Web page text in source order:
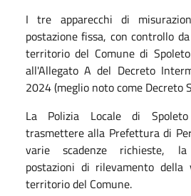
I tre apparecchi di
postazione fissa, con controllo
territorio del Comune di
all'Allegato A del Decreto
2024 (meglio noto come Decreto
La Polizia Locale di
trasmettere alla Prefettura di
varie scadenze richieste,
postazioni di rilevamento della
territorio del Comune.